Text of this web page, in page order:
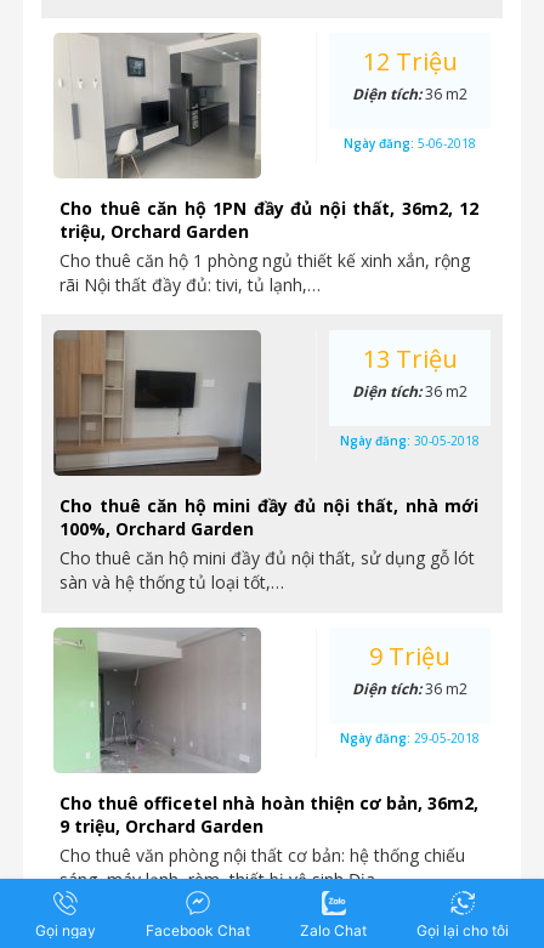
Cho thuê căn hộ 1PN đầy đủ nội thất, 36m2, 12
triệu, Orchard Garden
Cho thuê căn hộ 1 phòng ngủ thiết kế xinh xắn, rộng
rãi Nội thất đầy đủ: tivi, tủ lạnh,…
12 Triệu
Diện tích:36 m2
Ngày đăng: 5-06-2018
Cho thuê căn hộ mini đầy đủ nội thất, nhà mới
100%, Orchard Garden
Cho thuê căn hộ mini đầy đủ nội thất, sử dụng gỗ lót
sàn và hệ thống tủ loại tốt,…
13 Triệu
Diện tích:36 m2
Ngày đăng: 30-05-2018
Cho thuê officetel nhà hoàn thiện cơ bản, 36m2,
9 triệu, Orchard Garden
Cho thuê văn phòng nội thất cơ bản: hệ thống chiếu
sáng, máy lạnh, rèm, thiết bị vệ sinh Địa…
9 Triệu
Diện tích:36 m2
Ngày đăng: 29-05-2018
Gọi ngay Facebook Chat Zalo Chat Gọi lại cho tôi